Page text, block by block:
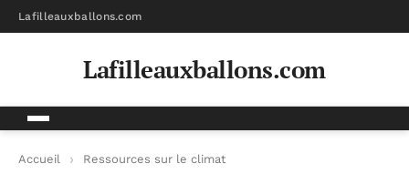
Lafilleauxballons.com
Lafilleauxballons.com
Accueil
Ressources sur le climat